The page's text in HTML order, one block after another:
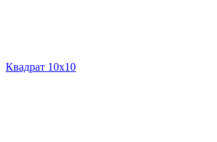
Квадрат 10х10